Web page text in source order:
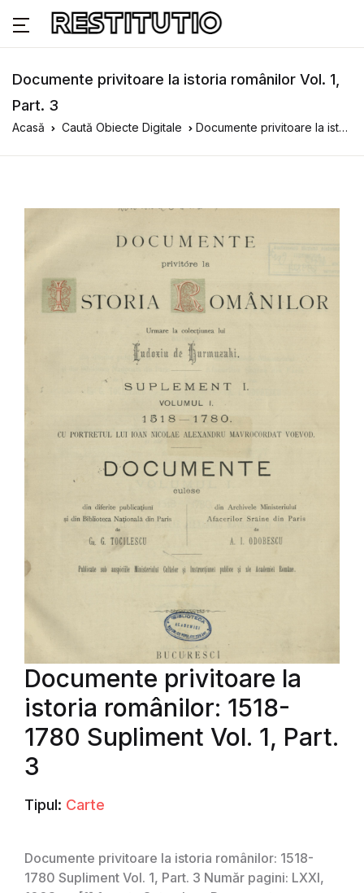
Documente privitoare la istoria românilor Vol. 1,
Part. 3
Acasă Caută Obiecte Digitale Documente privitoare la istoria românilor Vol. 1, Part. 3
Documente privitoare la
istoria românilor: 1518-
1780 Supliment Vol. 1, Part.
3
Tipul: Carte
Documente privitoare la istoria românilor: 1518-
1780 Supliment Vol. 1, Part. 3 Număr pagini: LXXI,